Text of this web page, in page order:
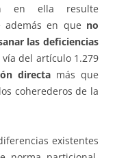
en ella resulte
además en que no
las deficiencias
del artículo 1.279
directamás que
coherederos de la
existentes